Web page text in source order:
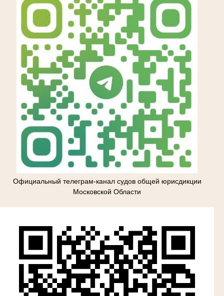
Официальный телеграм-канал судов общей юрисдикции
Московской Области